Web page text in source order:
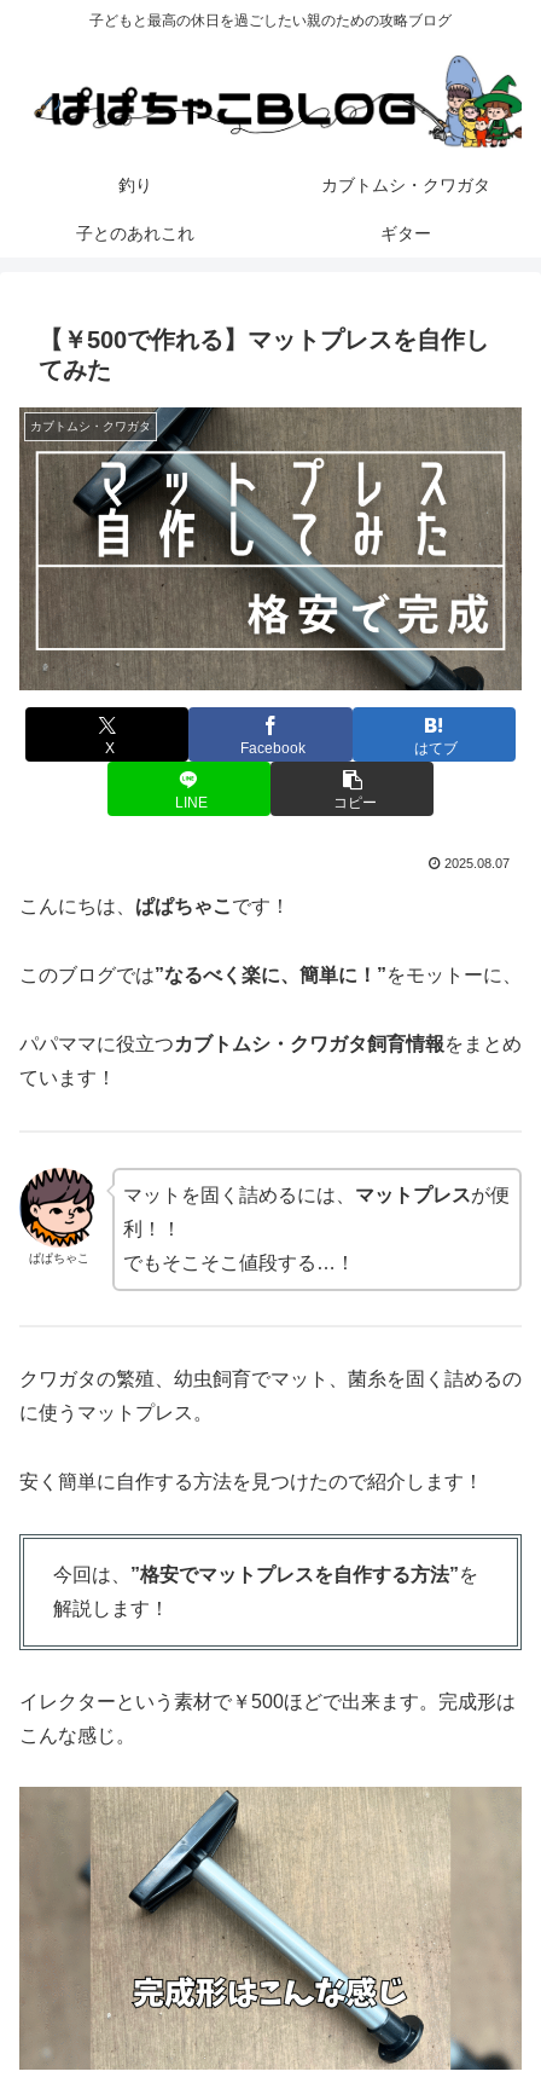
子どもと最高の休日を過ごしたい親のための攻略ブログ
釣り カブトムシ・クワガタ
子とのあれこれ ギター
【￥500で作れる】マットプレスを自作し
てみた
カブトムシ・クワガタ
X Facebook はてブ
LINE コピー
2025.08.07
こんにちは、 ぱぱちゃこ です！
このブログでは”なるべく楽に、簡単に！”をモットーに、
パパママに役立つカブトムシ・クワガタ飼育情報をまとめ
ています！
ぱぱちゃこ
マットを固く詰めるには、 マットプレスが便
利！！
でもそこそこ値段する…！
クワガタの繁殖、幼虫飼育でマット、菌糸を固く詰めるの
に使うマットプレス。
安く簡単に自作する方法を見つけたので紹介します！
今回は、 ”格安でマットプレスを自作する方法”を
解説します！
イレクターという素材で￥500ほどで出来ます。完成形は
こんな感じ。